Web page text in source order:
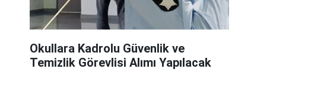
Okullara Kadrolu Güvenlik ve
Temizlik Görevlisi Alımı Yapılacak